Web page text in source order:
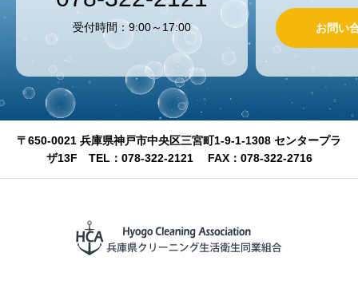
受付時間：9:00～17:00 お問い
〒650-0021 兵庫県神戸市中央区三宮町1-9-1-1308 センタープラ
ザ13F TEL：078-322-2121 FAX：078-322-2716